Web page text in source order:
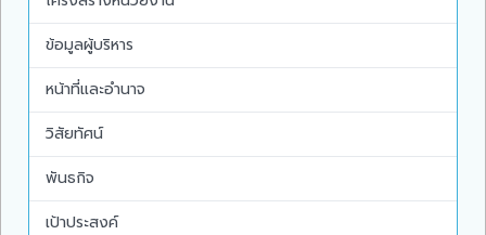
ข้อมูลผู้บริหาร
หน้าที่และอำนาจ
วิสัยทัศน์
พันธกิจ
เป้าประสงค์